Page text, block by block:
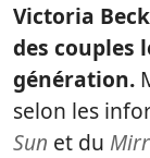
Victoria
des couples
génération.
selon les
Sun et du